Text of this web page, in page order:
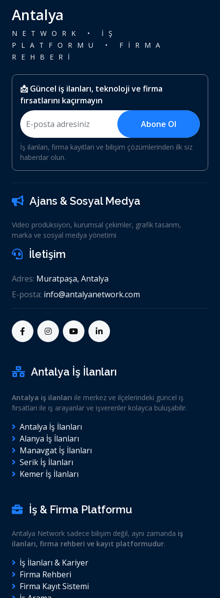
Antalya
NETWORK • İŞ
PLATFORMU • FİRMA
REHBERİ
📩 Güncel iş ilanları, teknoloji ve firma
fırsatlarını kaçırmayın
Abone Ol
İş ilanları, firma kayıtları ve bilişim çözümlerinden ilk siz
haberdar olun.
Ajans & Sosyal Medya
Video prodüksiyon, kurumsal çekimler, grafik tasarım,
marka ve sosyal medya yönetimi
İletişim
Adres: Muratpaşa, Antalya
E-posta: info@antalyanetwork.com
Antalya İş İlanları
Antalya iş ilanları ile merkez ve ilçelerindeki güncel iş
fırsatları ile iş arayanlar ve işverenler kolayca buluşabilir.
Antalya İş İlanları
Alanya İş İlanları
Manavgat İş İlanları
Serik İş İlanları
Kemer İş İlanları
İş & Firma Platformu
Antalya Network sadece bilişim değil, aynı zamanda iş
ilanları, firma rehberi ve kayıt platformudur.
İş İlanları & Kariyer
Firma Rehberi
Firma Kayıt Sistemi